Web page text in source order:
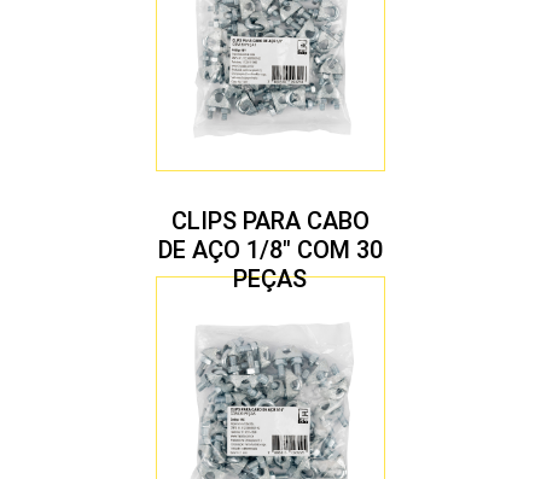
CLIPS PARA CABO
DE AÇO 1/8″ COM 30
PEÇAS